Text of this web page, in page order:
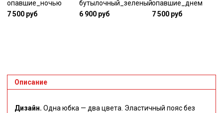
опавшие_ночью
7 500 руб
бутылочный_зеленый
6 900 руб
опавшие_днем
7 500 руб
Описание
Дизайн. Одна юбка — два цвета. Эластичный пояс без